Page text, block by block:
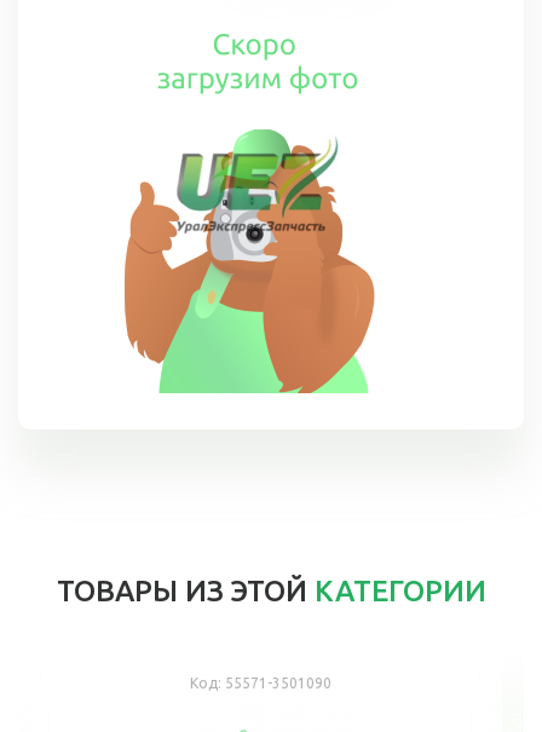
ТОВАРЫ ИЗ ЭТОЙ КАТЕГОРИИ
Код: 55571-3501090